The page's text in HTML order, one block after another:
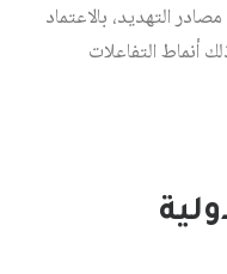
التهديد، بالاعتماد
أنماط التفاعلات